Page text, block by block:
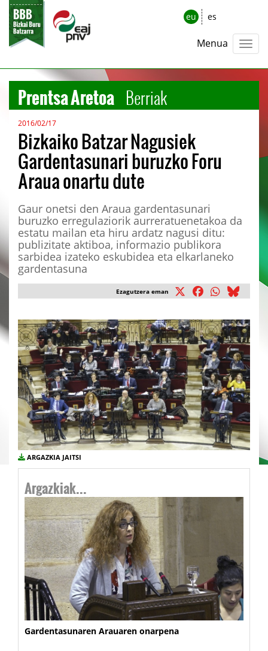
eu es
Menua
Prentsa Aretoa Berriak
2016/02/17
Bizkaiko Batzar Nagusiek
Gardentasunari buruzko Foru
Araua onartu dute
Gaur onetsi den Araua gardentasunari
buruzko erregulaziorik aurreratuenetakoa da
estatu mailan eta hiru ardatz nagusi ditu:
publizitate aktiboa, informazio publikora
sarbidea izateko eskubidea eta elkarlaneko
gardentasuna
Ezagutzera eman
ARGAZKIA JAITSI
Argazkiak...
Gardentasunaren Arauaren onarpena